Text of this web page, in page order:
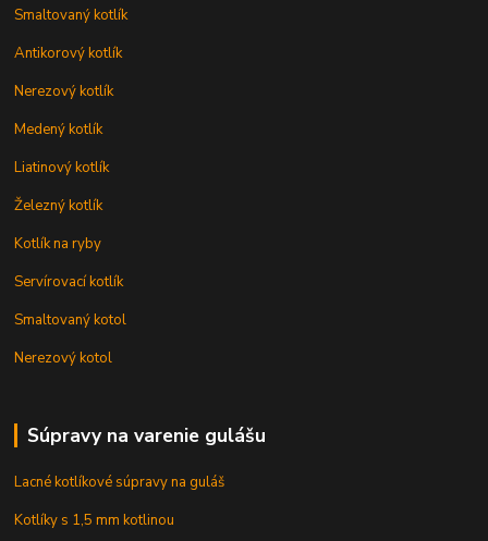
Smaltovaný kotlík
Antikorový kotlík
Nerezový kotlík
Medený kotlík
Liatinový kotlík
Železný kotlík
Kotlík na ryby
Servírovací kotlík
Smaltovaný kotol
Nerezový kotol
Súpravy na varenie gulášu
Lacné kotlíkové súpravy na guláš
Kotlíky s 1,5 mm kotlinou